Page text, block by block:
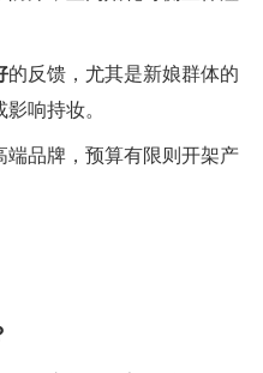
的反馈，尤其是新娘群体的
响持妆。
端品牌，预算有限则开架产